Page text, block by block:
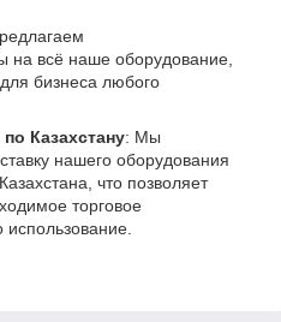
на всё наше оборудование,
бизнеса любого
Казахстану: Мы
нашего оборудования
что позволяет
торговое
использование.